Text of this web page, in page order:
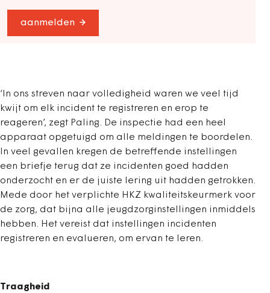
aanmelden
‘In ons streven naar volledigheid waren we veel tijd
kwijt om elk incident te registreren en erop te
reageren’, zegt Paling. De inspectie had een heel
apparaat opgetuigd om alle meldingen te boordelen.
In veel gevallen kregen de betreffende instellingen
een briefje terug dat ze incidenten goed hadden
onderzocht en er de juiste lering uit hadden getrokken.
Mede door het verplichte HKZ kwaliteitskeurmerk voor
de zorg, dat bijna alle jeugdzorginstellingen inmiddels
hebben. Het vereist dat instellingen incidenten
registreren en evalueren, om ervan te leren.
Traagheid